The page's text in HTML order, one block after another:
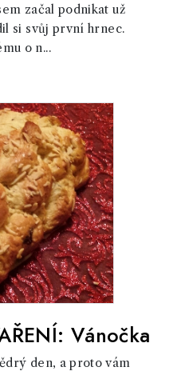
začal podnikat už
si svůj první hrnec.
o n...
Vánočka
den, a proto vám